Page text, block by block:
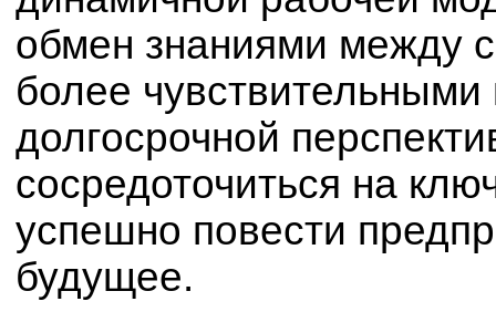
обмен знаниями между
более чувствительными
долгосрочной
сосредоточиться на
успешно повести
будущее.